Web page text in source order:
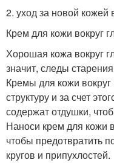
2. уход за новой кожей
Крем для кожи вокруг
Хорошая кожа вокруг
значит, следы
Кремы для кожи
структуру и за счет
содержат отдушки,
Наноси крем для кожи
чтобы предотвратить
кругов и припухлостей.